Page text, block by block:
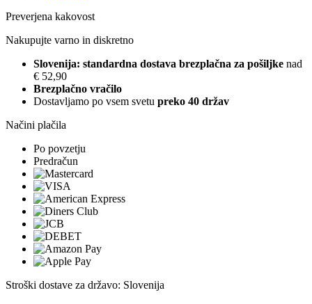
Preverjena kakovost
Nakupujte varno in diskretno
Slovenija: standardna dostava brezplačna za pošiljke nad
€ 52,90
Brezplačno vračilo
Dostavljamo po vsem svetu preko 40 držav
Načini plačila
Po povzetju
Predračun
Stroški dostave za državo: Slovenija